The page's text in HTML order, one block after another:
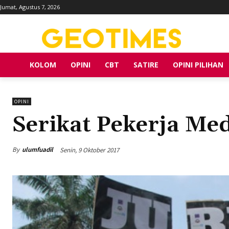
Jumat, Agustus 7, 2026
KOLOM OPINI CBT SATIRE OPINI PILIHAN
OPINI
Serikat Pekerja
By ulumfuadil Senin, 9 Oktober 2017